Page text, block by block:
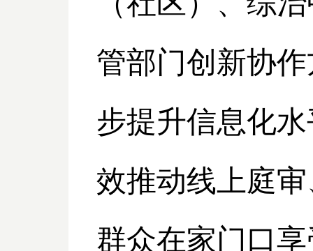
管部门创新协
步提升信息化
效推动线上庭
群众在家门口